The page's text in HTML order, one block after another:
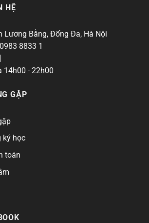
HỆ
Lương Bằng, Đống Đa, Hà Nội
8833 1
14h00 - 22h00
GẶP
ký học
toán